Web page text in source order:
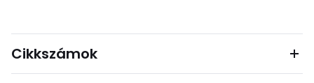
Cikkszámok